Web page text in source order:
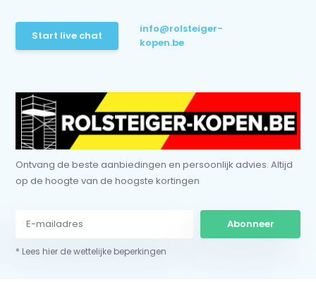
Start live chat
info@rolsteiger-
kopen.be
Ontvang de beste aanbiedingen en persoonlijk advies. Altijd
op de hoogte van de hoogste kortingen
Abonneer
* Lees hier de wettelijke beperkingen